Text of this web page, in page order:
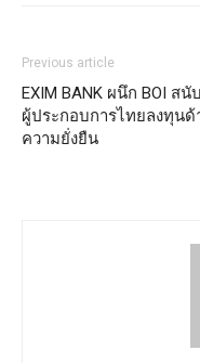
Previous article
EXIM BANK ผนึก BOI ส
ผู้ประกอบการไทยลงทุนด้
ความยั่งยืน